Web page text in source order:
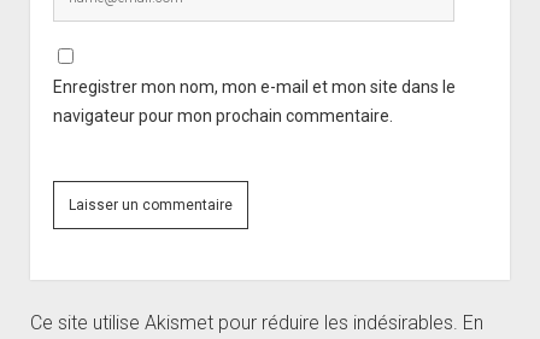
Enregistrer mon nom, mon e-mail et mon site dans le
navigateur pour mon prochain commentaire.
Ce site utilise Akismet pour réduire les indésirables. En